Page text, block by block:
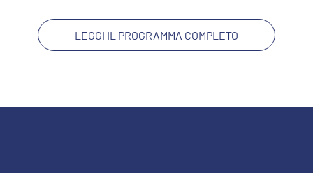
LEGGI IL PROGRAMMA COMPLETO